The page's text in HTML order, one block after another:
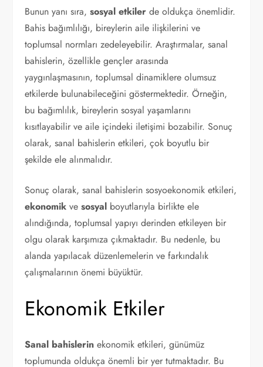
Bunun yanı sıra,sosyal etkiler de oldukça önemlidir.
Bahis bağımlılığı, bireylerin aile ilişkilerini ve
toplumsal normları zedeleyebilir. Araştırmalar, sanal
bahislerin, özellikle gençler arasında
yaygınlaşmasının, toplumsal dinamiklere olumsuz
etkilerde bulunabileceğini göstermektedir. Örneğin,
bu bağımlılık, bireylerin sosyal yaşamlarını
kısıtlayabilir ve aile içindeki iletişimi bozabilir. Sonuç
olarak, sanal bahislerin etkileri, çok boyutlu bir
şekilde ele alınmalıdır.
Sonuç olarak, sanal bahislerin sosyoekonomik etkileri,
ekonomik vesosyal boyutlarıyla birlikte ele
alındığında, toplumsal yapıyı derinden etkileyen bir
olgu olarak karşımıza çıkmaktadır. Bu nedenle, bu
alanda yapılacak düzenlemelerin ve farkındalık
çalışmalarının önemi büyüktür.
Ekonomik Etkiler
Sanal bahislerin ekonomik etkileri, günümüz
toplumunda oldukça önemli bir yer tutmaktadır. Bu